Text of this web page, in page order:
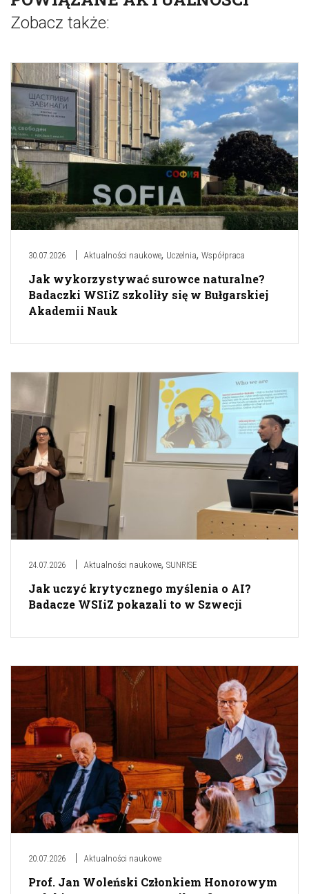
Zobacz także:
30.07.2026 Aktualności naukowe, Uczelnia, Współpraca
Jak wykorzystywać surowce naturalne?
Badaczki WSIiZ szkoliły się w Bułgarskiej
Akademii Nauk
24.07.2026 Aktualności naukowe, SUNRISE
Jak uczyć krytycznego myślenia o AI?
Badacze WSIiZ pokazali to w Szwecji
20.07.2026 Aktualności naukowe
Prof. Jan Woleński Członkiem Honorowym